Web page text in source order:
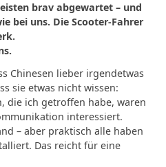
brav abgewartet – und
bei uns. Die Scooter-Fahrer
Chinesen lieber irgendetwas
sie etwas nicht wissen:
die ich getroffen habe, waren
interessiert.
– aber praktisch alle haben
Das reicht für eine